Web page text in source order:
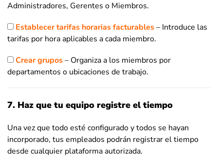
Administradores, Gerentes o Miembros.
Establecer tarifas horarias facturables– Introduce las
tarifas por hora aplicables a cada miembro.
Crear grupos– Organiza a los miembros por
departamentos o ubicaciones de trabajo.
7. Haz que tu equipo registre el tiempo
Una vez que todo esté configurado y todos se hayan
incorporado, tus empleados podrán registrar el tiempo
desde cualquier plataforma autorizada.